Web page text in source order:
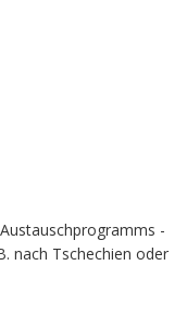
-
nach Tschechien oder